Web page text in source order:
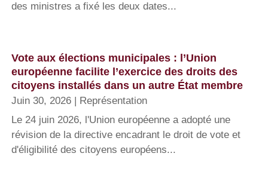
des ministres a fixé les deux dates...
Vote aux élections municipales : l’Union
européenne facilite l’exercice des droits des
citoyens installés dans un autre État membre
Juin 30, 2026
Représentation
Le 24 juin 2026, l'Union européenne a adopté une
révision de la directive encadrant le droit de vote et
d'éligibilité des citoyens européens...